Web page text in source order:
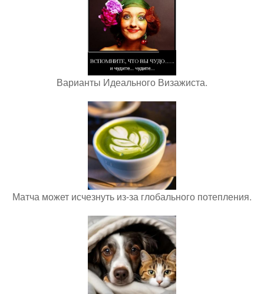
Варианты Идеального Визажиста.
Матча может исчезнуть из-за глобального потепления.